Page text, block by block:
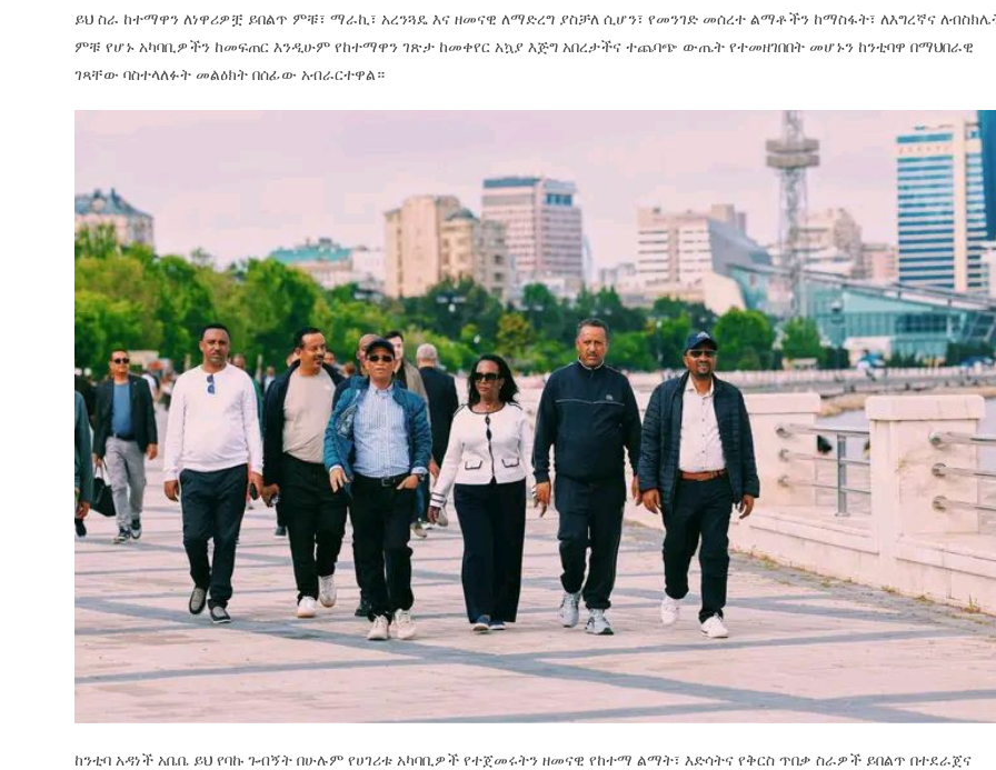
ይህ ስራ ከተማዋን ለነዋሪዎቿ ይበልጥ ምቹ፣ ማራኪ፣ አረንጓዴ እና ዘመናዊ ለማድረግ ያስቻለ ሲሆን፣ የመንገድ መሰረተ ልማቶችን ከማስፋት፣ ለእግረኛና
ምቹ የሆኑ አካባቢዎችን ከመፍጠር እንዲሁም የከተማዋን ገጽታ ከመቀየር አኳያ እጅግ አበረታችና ተጨባጭ ውጤት የተመዘገበበት መሆኑን ከንቲባዋ በማህበራዊ
ገጻቸው ባስተላለፉት መልዕክት በሰፊው አብራርተዋል።
ከንቲባ አዳነች አቤቤ ይህ የባኩ ጉብኝት በሁሉም የሀገሪቱ አካባቢዎች የተጀመሩትን ዘመናዊ የከተማ ልማት፣ እድሳትና የቅርስ ጥበቃ ስራዎች ይበልጥ በተደራጀና